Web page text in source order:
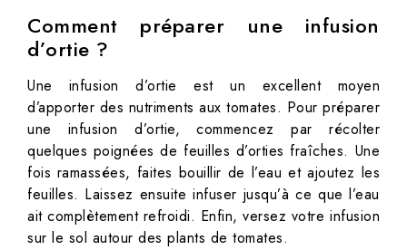
Comment préparer une infusion
d’ortie ?
Une infusion d’ortie est un excellent moyen
d’apporter des nutriments aux tomates. Pour préparer
une infusion d’ortie, commencez par récolter
quelques poignées de feuilles d’orties fraîches. Une
fois ramassées, faites bouillir de l’eau et ajoutez les
feuilles. Laissez ensuite infuser jusqu’à ce que l’eau
ait complètement refroidi. Enfin, versez votre infusion
sur le sol autour des plants de tomates.